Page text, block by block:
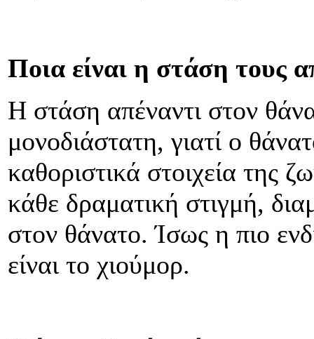
Ποια είναι η στάση τους
Η στάση απέναντι στον
μονοδιάστατη, γιατί ο
καθοριστικά στοιχεία της
κάθε δραματική στιγμή,
στον θάνατο. Ίσως η πιο
είναι το χιούμορ.